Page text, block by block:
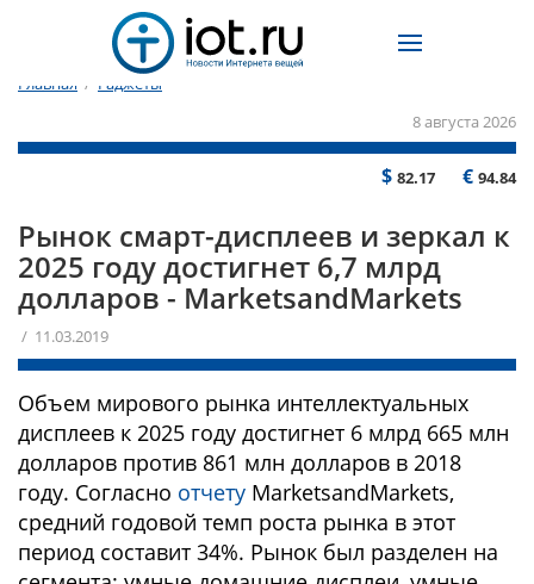
Главная / Гаджеты
8 августа 2026
$ 82.17 € 94.84
Рынок смарт-дисплеев и зеркал к
2025 году достигнет 6,7 млрд
долларов - MarketsandMarkets
/ 11.03.2019
Объем мирового рынка интеллектуальных
дисплеев к 2025 году достигнет 6 млрд 665 млн
долларов против 861 млн долларов в 2018
году. Согласно отчету MarketsandMarkets,
средний годовой темп роста рынка в этот
период составит 34%. Рынок был разделен на